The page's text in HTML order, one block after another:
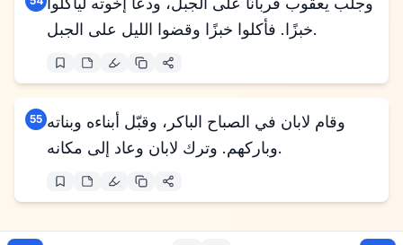
خبزًا. فأكلوا خبزًا وقضوا الليل على الجبل.
55 وقام لابان في الصباح الباكر، وقبّل أبناءه وبناته
وباركهم. وترك لابان وعاد إلى مكانه.